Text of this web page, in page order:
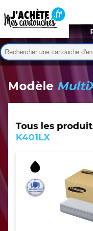
Rechercher :
Quand les résultats de
Modèle
Tous les
K401LX